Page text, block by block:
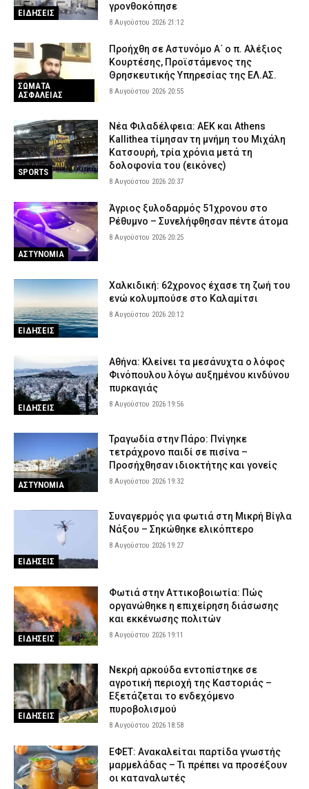
ΕΙΔΗΣΕΙΣ
γρονθοκόπησε
8 Αυγούστου 2026 21:12
ΣΩΜΑΤΑ
ΑΣΦΑΛΕΙΑΣ
Προήχθη σε Αστυνόμο Α΄ ο π. Αλέξιος
Κουρτέσης, Προϊστάμενος της
Θρησκευτικής Υπηρεσίας της ΕΛ.ΑΣ.
8 Αυγούστου 2026 20:55
SPORTS
Νέα Φιλαδέλφεια: ΑΕΚ και Athens
Kallithea τίμησαν τη μνήμη του Μιχάλη
Κατσουρή, τρία χρόνια μετά τη
δολοφονία του (εικόνες)
8 Αυγούστου 2026 20:37
ΑΣΤΥΝΟΜΙΑ
Άγριος ξυλοδαρμός 51χρονου στο
Ρέθυμνο – Συνελήφθησαν πέντε άτομα
8 Αυγούστου 2026 20:25
ΕΙΔΗΣΕΙΣ
Χαλκιδική: 62χρονος έχασε τη ζωή του
ενώ κολυμπούσε στο Καλαμίτσι
8 Αυγούστου 2026 20:12
ΕΙΔΗΣΕΙΣ
Αθήνα: Κλείνει τα μεσάνυχτα ο λόφος
Φινόπουλου λόγω αυξημένου κινδύνου
πυρκαγιάς
8 Αυγούστου 2026 19:56
ΑΣΤΥΝΟΜΙΑ
Τραγωδία στην Πάρο: Πνίγηκε
τετράχρονο παιδί σε πισίνα –
Προσήχθησαν ιδιοκτήτης και γονείς
8 Αυγούστου 2026 19:32
ΕΙΔΗΣΕΙΣ
Συναγερμός για φωτιά στη Μικρή Βίγλα
Νάξου – Σηκώθηκε ελικόπτερο
8 Αυγούστου 2026 19:27
ΕΙΔΗΣΕΙΣ
Φωτιά στην Αττικοβοιωτία: Πώς
οργανώθηκε η επιχείρηση διάσωσης
και εκκένωσης πολιτών
8 Αυγούστου 2026 19:11
ΕΙΔΗΣΕΙΣ
Νεκρή αρκούδα εντοπίστηκε σε
αγροτική περιοχή της Καστοριάς –
Εξετάζεται το ενδεχόμενο
πυροβολισμού
8 Αυγούστου 2026 18:58
ΕΦΕΤ: Ανακαλείται παρτίδα γνωστής
μαρμελάδας – Τι πρέπει να προσέξουν
οι καταναλωτές